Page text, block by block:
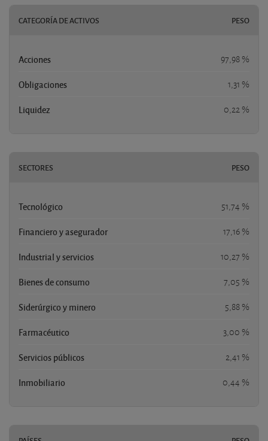
CATEGORÍA DE ACTIVOS PESO
Acciones 97,98 %
Obligaciones 1,31 %
Liquidez 0,22 %
SECTORES PESO
Tecnológico 51,74 %
Financiero y asegurador 17,16 %
Industrial y servicios 10,27 %
Bienes de consumo 7,05 %
Siderúrgico y minero 5,88 %
Farmacéutico 3,00 %
Servicios públicos 2,41 %
Inmobiliario 0,44 %